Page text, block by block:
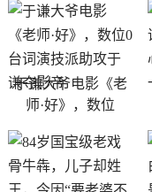
于谦大爷电影《老
师·好》，数位